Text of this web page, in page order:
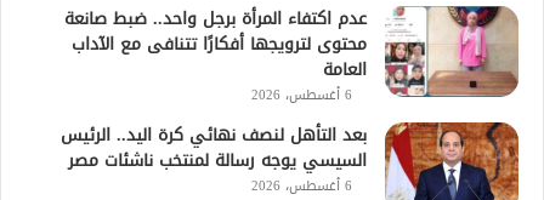
عدم اكتفاء المرأة برجل واحد.. ضبط صانعة
محتوى لترويجها أفكارًا تتنافى مع الآداب
العامة
6 أغسطس، 2026
بعد التأهل لنصف نهائي كرة اليد.. الرئيس
السيسي يوجه رسالة لمنتخب ناشئات مصر
6 أغسطس، 2026